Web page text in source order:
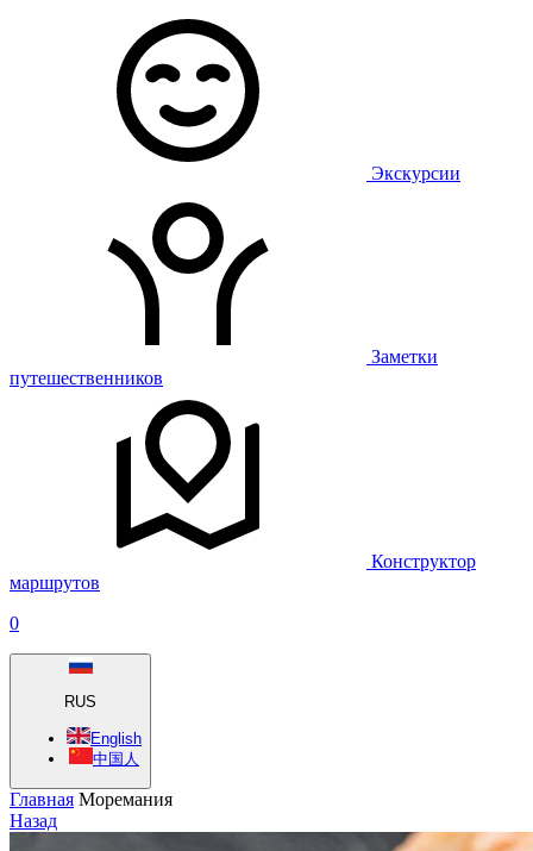
Экскурсии
Заметки
путешественников
Конструктор
маршрутов
0
RUS
English
中国人
Главная Моремания
Назад